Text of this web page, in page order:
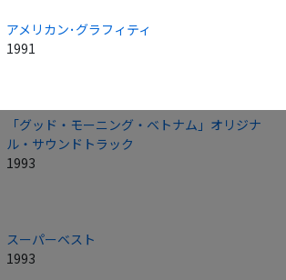
アメリカン･グラフィティ
1991
「グッド・モーニング・ベトナム」オリジナ
ル・サウンドトラック
1993
スーパーベスト
1993